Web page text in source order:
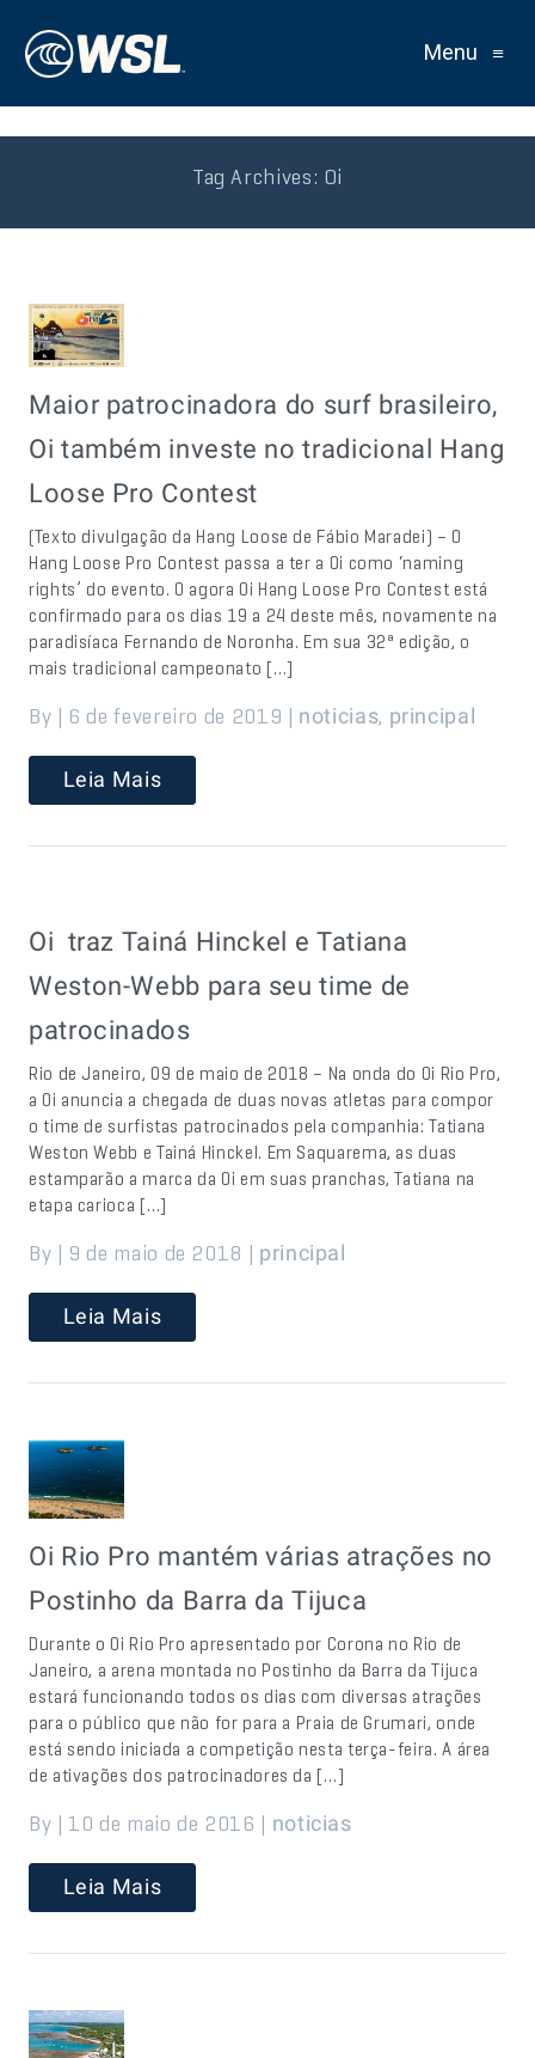
Menu ≡
Tag Archives: Oi
Maior patrocinadora do surf brasileiro,
Oi também investe no tradicional Hang
Loose Pro Contest
(Texto divulgação da Hang Loose de Fábio Maradei) – O
Hang Loose Pro Contest passa a ter a Oi como ‘naming
rights’ do evento. O agora Oi Hang Loose Pro Contest está
confirmado para os dias 19 a 24 deste mês, novamente na
paradisíaca Fernando de Noronha. Em sua 32ª edição, o
mais tradicional campeonato […]
By | 6 de fevereiro de 2019 | noticias, principal
Leia Mais
Oi traz Tainá Hinckel e Tatiana
Weston-Webb para seu time de
patrocinados
Rio de Janeiro, 09 de maio de 2018 – Na onda do Oi Rio Pro,
a Oi anuncia a chegada de duas novas atletas para compor
o time de surfistas patrocinados pela companhia: Tatiana
Weston Webb e Tainá Hinckel. Em Saquarema, as duas
estamparão a marca da Oi em suas pranchas, Tatiana na
etapa carioca […]
By | 9 de maio de 2018 | principal
Leia Mais
Oi Rio Pro mantém várias atrações no
Postinho da Barra da Tijuca
Durante o Oi Rio Pro apresentado por Corona no Rio de
Janeiro, a arena montada no Postinho da Barra da Tijuca
estará funcionando todos os dias com diversas atrações
para o público que não for para a Praia de Grumari, onde
está sendo iniciada a competição nesta terça-feira. A área
de ativações dos patrocinadores da […]
By | 10 de maio de 2016 | noticias
Leia Mais